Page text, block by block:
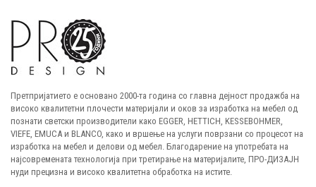
Претпријатието е основано 2000-та година со главна дејност продажба на
високо квалитетни плочести материјали и оков за изработка на мебел од
познати светски производители како EGGER, HETTICH, KESSEBOHMER,
VIEFE, EMUCA и BLANCO, како и вршење на услуги поврзани со процесот на
изработка на мебел и делови од мебел. Благодарение на употребата на
најсовремената технологија при третирање на материјалите, ПРО-ДИЗАЈН
нуди прецизна и високо квалитетна обработка на истите.